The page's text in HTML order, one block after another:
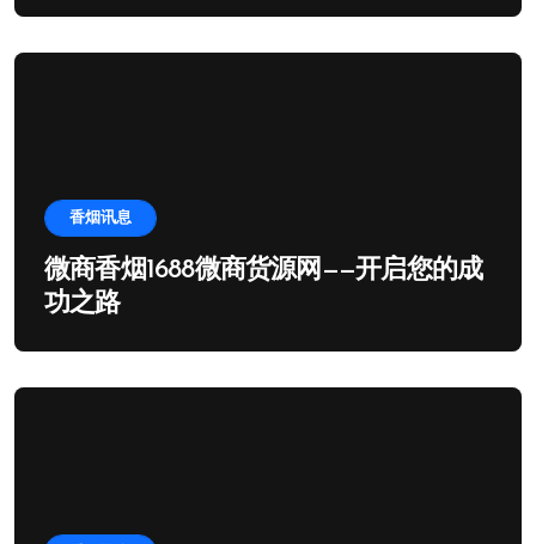
香烟讯息
微商香烟1688微商货源网——开启您的成
功之路